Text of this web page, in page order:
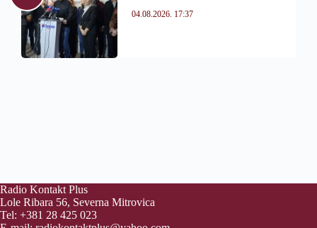
04.08.2026. 17:37
Radio Kontakt Plus
Lole Ribara 56, Severna Mitrovica
Tel: +381 28 425 023